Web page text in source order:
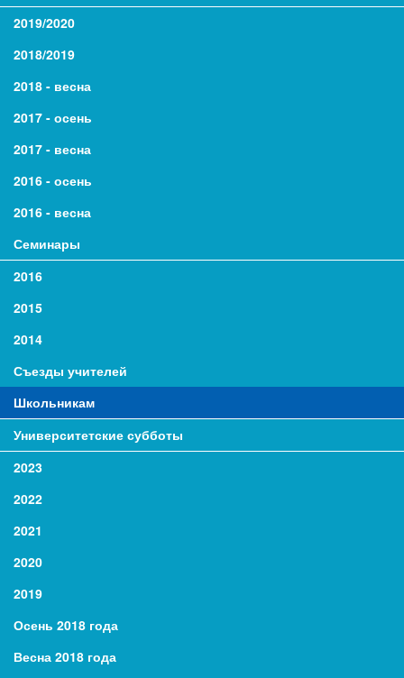
2019/2020
2018/2019
2018 - весна
2017 - осень
2017 - весна
2016 - осень
2016 - весна
Семинары
2016
2015
2014
Съезды учителей
Школьникам
Университетские субботы
2023
2022
2021
2020
2019
Осень 2018 года
Весна 2018 года